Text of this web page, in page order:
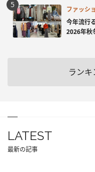
ファッシ
今年流行
2026年秋
ラン
LATEST
最新の記事